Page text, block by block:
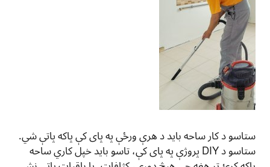
ستاسو د کار ساحه باید د هرې ورځې په پای کې پاکه پاتې شي.
ستاسو د DIY پروژې په پای کې، تاسو باید خپل کاري ساحه